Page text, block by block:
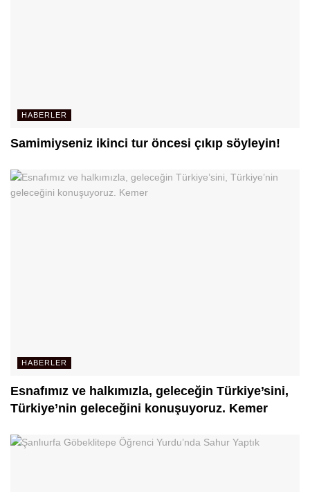
HABERLER
Samimiyseniz ikinci tur öncesi çıkıp söyleyin!
HABERLER
Esnafımız ve halkımızla, geleceğin Türkiye’sini,
Türkiye’nin geleceğini konuşuyoruz. Kemer